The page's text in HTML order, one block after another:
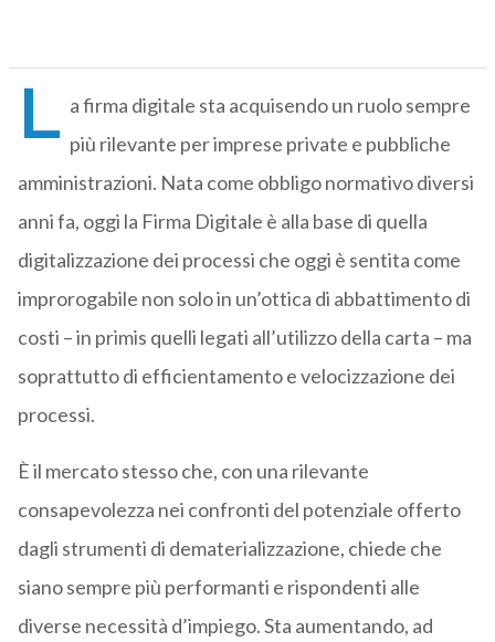
L a firma digitale sta acquisendo un ruolo sempre
più rilevante per imprese private e pubbliche
amministrazioni. Nata come obbligo normativo diversi
anni fa, oggi la Firma Digitale è alla base di quella
digitalizzazione dei processi che oggi è sentita come
improrogabile non solo in un’ottica di abbattimento di
costi – in primis quelli legati all’utilizzo della carta – ma
soprattutto di efficientamento e velocizzazione dei
processi.
È il mercato stesso che, con una rilevante
consapevolezza nei confronti del potenziale offerto
dagli strumenti di dematerializzazione, chiede che
siano sempre più performanti e rispondenti alle
diverse necessità d’impiego. Sta aumentando, ad